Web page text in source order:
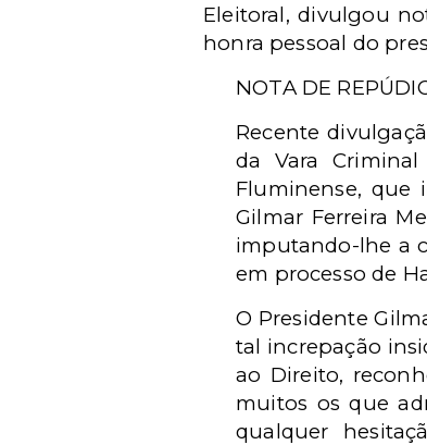
Eleitoral, divulgou
honra pessoal do
NOTA DE
Recente
da Vara
Fluminense, que
Gilmar Ferreira
imputando-lhe a
em processo de
O Presidente
tal increpação
ao Direito,
muitos os que
qualquer